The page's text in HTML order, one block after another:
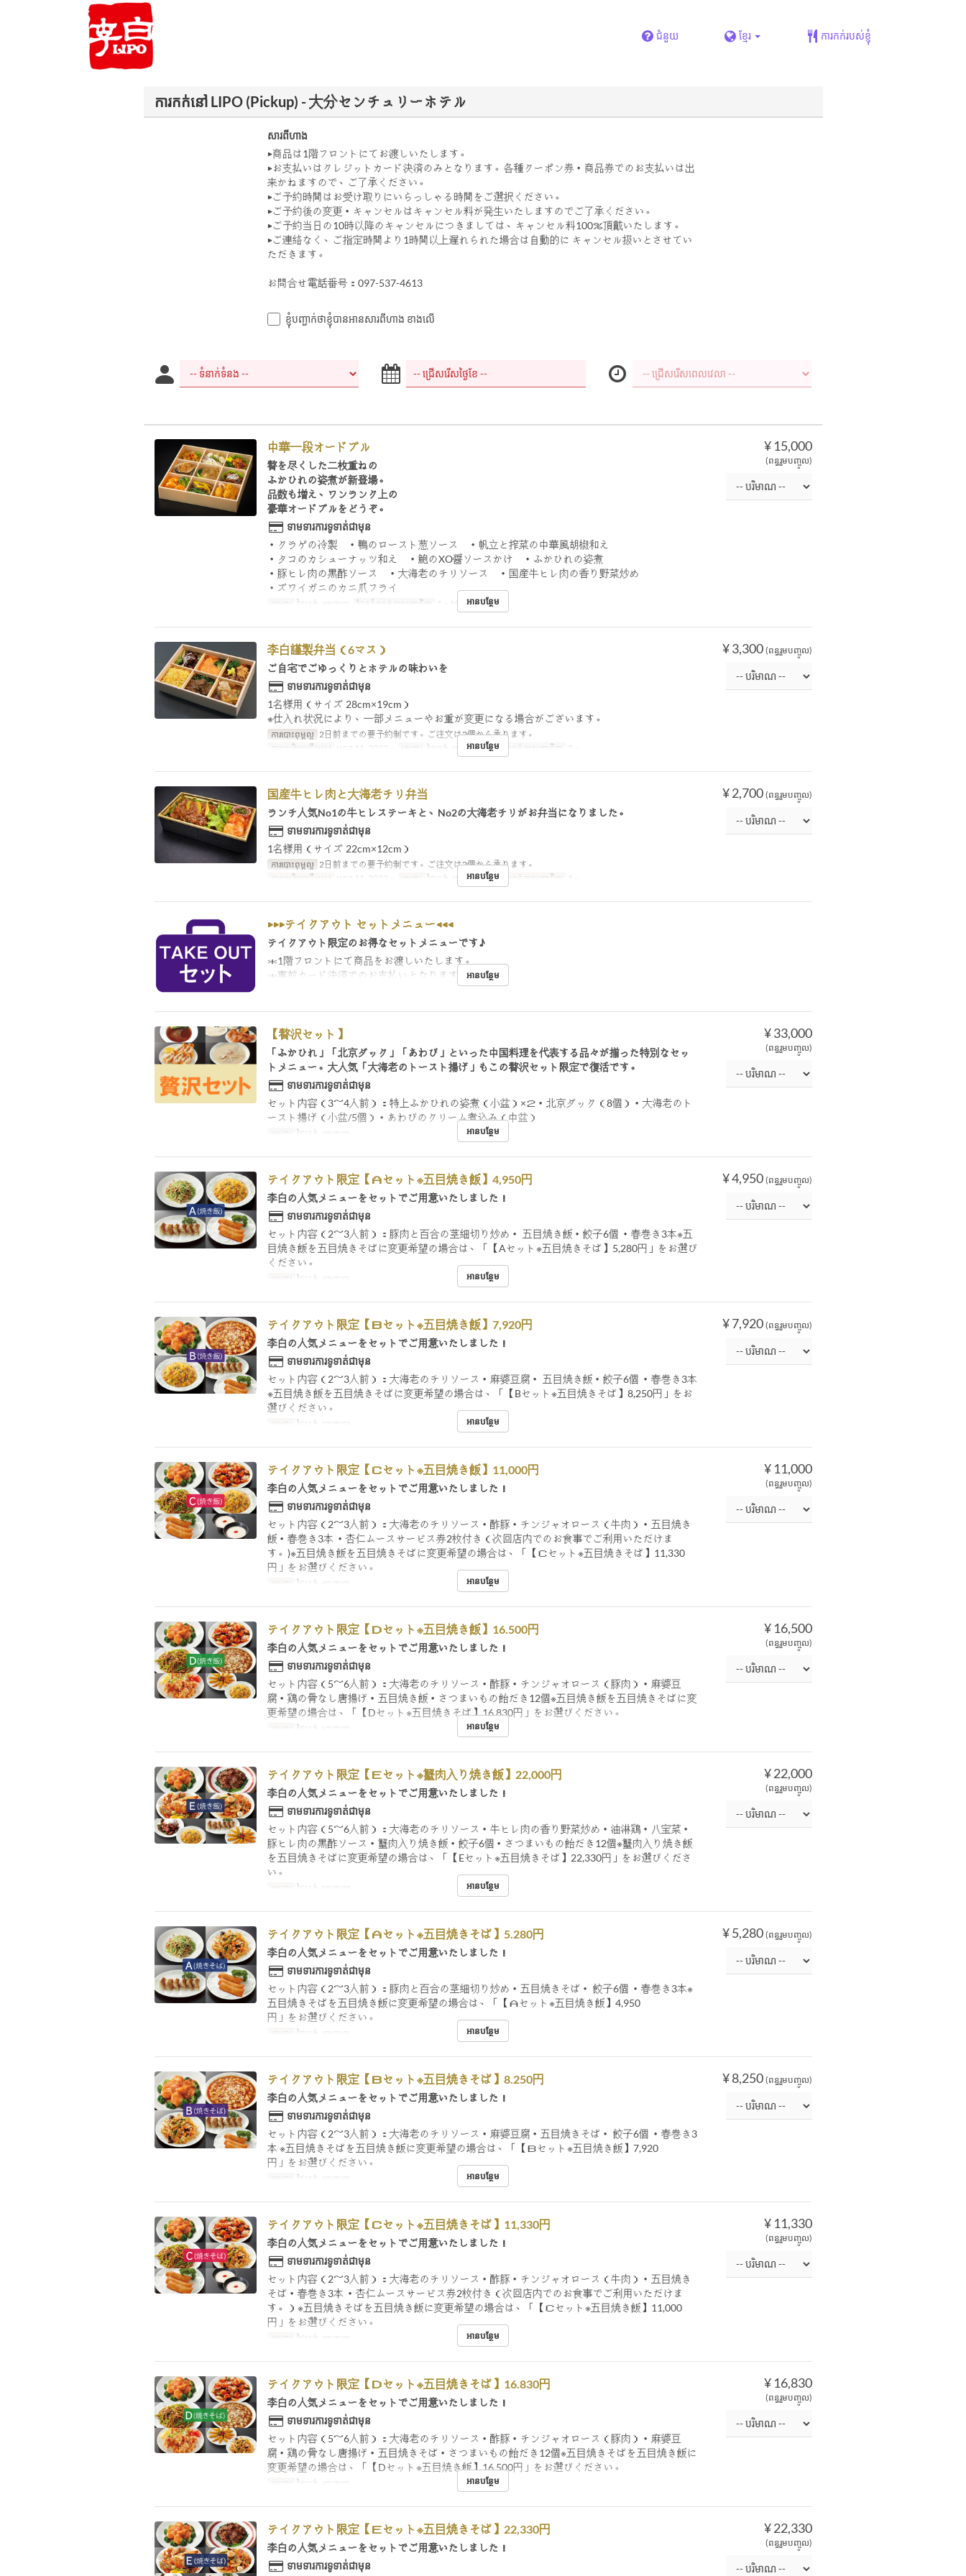
ជំនួយ ខ្មែរ ការកក់របស់ខ្ញុំ
ការកក់នៅ LIPO (Pickup) - 大分センチュリーホテル
សារពីហាង
▶商品は1階フロントにてお渡しいたします。
▶お支払いはクレジットカード決済のみとなります。各種クーポン券・商品券でのお支払いは出
来かねますので、ご了承ください。
▶ご予約時間はお受け取りにいらっしゃる時間をご選択ください。
▶ご予約後の変更・キャンセルはキャンセル料が発生いたしますのでご了承ください。
▶ご予約当日の10時以降のキャンセルにつきましては、キャンセル料100％頂戴いたします。
▶ご連絡なく、ご指定時間より1時間以上遅れられた場合は自動的に キャンセル扱いとさせてい
ただきます。
お問合せ電話番号：097-537-4613
ខ្ញុំបញ្ជាក់ថាខ្ញុំបានអានសារពីហាង ខាងលើ
¥ 15,000
(ពន្ធរួមបញ្ចូល)
中華一段オードブル
贅を尽くした二枚重ねの
ふかひれの姿煮が新登場。
品数も増え、ワンランク上の
豪華オードブルをどうぞ。
ទាមទារការទូទាត់ជាមុន
・クラゲの冷製 ・鴨のロースト葱ソース ・帆立と搾菜の中華風胡椒和え
・タコのカシューナッツ和え ・鮑のXO醤ソースかけ ・ふかひれの姿煮
・豚ヒレ肉の黒酢ソース ・大海老のチリソース ・国産牛ヒレ肉の香り野菜炒め
・ズワイガニのカニ爪フライ
អាហារ ថ្ងៃត្រង់, អាហារឡ ដែនកំណត់ការបញ្ជាទិញ 1 ~ 10 អានបន្ថែម
¥ 3,300 (ពន្ធរួមបញ្ចូល)
李白謹製弁当（6マス）
ご自宅でごゆっくりとホテルの味わいを
ទាមទារការទូទាត់ជាមុន
1名様用（サイズ 28cm×19cm）
※仕入れ状況により、一部メニューやお重が変更になる場合がございます。
ការបោះពុម្ពល្អ 2日前までの要予約制です。ご注文は2個から承ります。
កាលបរិច្ឆេទត្រឹមត្រូវ
មករា 11, 2022 ~ អាហារ ថ្ងៃត្រង់, អាហារឡ ដែនកំណត់ការបញ្ជាទិញ 2 ~
អានបន្ថែម
¥ 2,700 (ពន្ធរួមបញ្ចូល)
国産牛ヒレ肉と大海老チリ弁当
ランチ人気No1の牛ヒレステーキと、No2の大海老チリがお弁当になりました。
ទាមទារការទូទាត់ជាមុន
1名様用（サイズ 22cm×12cm）
ការបោះពុម្ពល្អ 2日前までの要予約制です。ご注文は2個から承ります。
កាលបរិច្ឆេទត្រឹមត្រូវ
មករា 11, 2022 ~ អាហារ ថ្ងៃត្រង់, អាហារឡ ដែនកំណត់ការបញ្ជាទិញ 1 ~
អានបន្ថែម
▶▶▶テイクアウト セットメニュー◀◀◀
テイクアウト限定のお得なセットメニューです♪
＊1階フロントにて商品をお渡しいたします。
＊事前カード決済でのお支払いとなります。អានបន្ថែម
¥ 33,000
(ពន្ធរួមបញ្ចូល)
【贅沢セット】
「ふかひれ」「北京ダック」「あわび」といった中国料理を代表する品々が揃った特別なセッ
トメニュー。大人気「大海老のトースト揚げ」もこの贅沢セット限定で復活です。
ទាមទារការទូទាត់ជាមុន
セット内容（3～4人前）：特上ふかひれの姿煮（小盆）×２・北京ダック（8個）・大海老のト
ースト揚げ（小盆/5個）・あわびのクリーム煮込み（中盆）
អាហារ ថ្ងៃត្រង់, អាហារឡ អានបន្ថែម
¥ 4,950 (ពន្ធរួមបញ្ចូល)
テイクアウト限定【Ａセット※五目焼き飯】4,950円
李白の人気メニューをセットでご用意いたしました！
ទាមទារការទូទាត់ជាមុន
セット内容（2～3人前）：豚肉と百合の茎細切り炒め・ 五目焼き飯・餃子6個 ・春巻き3本※五
目焼き飯を五目焼きそばに変更希望の場合は、「【Aセット※五目焼きそば】5,280円」をお選び
ください。
អាហារ ថ្ងៃត្រង់, អាហារឡ អានបន្ថែម
¥ 7,920 (ពន្ធរួមបញ្ចូល)
テイクアウト限定【Ｂセット※五目焼き飯】7,920円
李白の人気メニューをセットでご用意いたしました！
ទាមទារការទូទាត់ជាមុន
セット内容（2～3人前）：大海老のチリソース・麻婆豆腐・ 五目焼き飯・餃子6個 ・春巻き3本
※五目焼き飯を五目焼きそばに変更希望の場合は、「【Bセット※五目焼きそば】8,250円」をお
選びください。
អាហារ ថ្ងៃត្រង់, អាហារឡ អានបន្ថែម
¥ 11,000
(ពន្ធរួមបញ្ចូល)
テイクアウト限定【Ｃセット※五目焼き飯】11,000円
李白の人気メニューをセットでご用意いたしました！
ទាមទារការទូទាត់ជាមុន
セット内容（2～3人前）：大海老のチリソース・酢豚・チンジャオロース（牛肉）・五目焼き
飯・春巻き3本 ・杏仁ムースサービス券2枚付き（次回店内でのお食事でご利用いただけま
す。)※五目焼き飯を五目焼きそばに変更希望の場合は、「【Ｃセット※五目焼きそば】11,330
円」をお選びください。
អាហារ ថ្ងៃត្រង់, អាហារឡ អានបន្ថែម
¥ 16,500
(ពន្ធរួមបញ្ចូល)
テイクアウト限定【Ｄセット※五目焼き飯】16.500円
李白の人気メニューをセットでご用意いたしました！
ទាមទារការទូទាត់ជាមុន
セット内容（5～6人前）：大海老のチリソース・酢豚・チンジャオロース（豚肉）・麻婆豆
腐・鶏の骨なし唐揚げ・五目焼き飯・さつまいもの飴だき12個※五目焼き飯を五目焼きそばに変
更希望の場合は、「【Dセット※五目焼きそば】16,830円」をお選びください。
អាហារ ថ្ងៃត្រង់, អាហារឡ អានបន្ថែម
¥ 22,000
(ពន្ធរួមបញ្ចូល)
テイクアウト限定【Ｅセット※蟹肉入り焼き飯】22,000円
李白の人気メニューをセットでご用意いたしました！
ទាមទារការទូទាត់ជាមុន
セット内容（5～6人前）：大海老のチリソース・牛ヒレ肉の香り野菜炒め・油淋鶏・八宝菜・
豚ヒレ肉の黒酢ソース・蟹肉入り焼き飯・餃子6個・さつまいもの飴だき12個※蟹肉入り焼き飯
を五目焼きそばに変更希望の場合は、「【Eセット※五目焼きそば】22,330円」をお選びくださ
い。
អាហារ ថ្ងៃត្រង់, អាហារឡ អានបន្ថែម
¥ 5,280 (ពន្ធរួមបញ្ចូល)
テイクアウト限定【Ａセット※五目焼きそば】5.280円
李白の人気メニューをセットでご用意いたしました！
ទាមទារការទូទាត់ជាមុន
セット内容（2～3人前）：豚肉と百合の茎細切り炒め・五目焼きそば・ 餃子6個 ・春巻き3本※
五目焼きそばを五目焼き飯に変更希望の場合は、「【Ａセット※五目焼き飯】4,950
円」をお選びください。
អាហារ ថ្ងៃត្រង់, អាហារឡ អានបន្ថែម
¥ 8,250 (ពន្ធរួមបញ្ចូល)
テイクアウト限定【Ｂセット※五目焼きそば】8.250円
李白の人気メニューをセットでご用意いたしました！
ទាមទារការទូទាត់ជាមុន
セット内容（2～3人前）：大海老のチリソース・麻婆豆腐・五目焼きそば・ 餃子6個 ・春巻き3
本 ※五目焼きそばを五目焼き飯に変更希望の場合は、「【Ｂセット※五目焼き飯】7,920
円」をお選びください。
អាហារ ថ្ងៃត្រង់, អាហារឡ អានបន្ថែម
¥ 11,330
(ពន្ធរួមបញ្ចូល)
テイクアウト限定【Ｃセット※五目焼きそば】11,330円
李白の人気メニューをセットでご用意いたしました！
ទាមទារការទូទាត់ជាមុន
セット内容（2～3人前）：大海老のチリソース・酢豚・チンジャオロース（牛肉）・五目焼き
そば・春巻き3本 ・杏仁ムースサービス券2枚付き（次回店内でのお食事でご利用いただけま
す。）※五目焼きそばを五目焼き飯に変更希望の場合は、「【Ｃセット※五目焼き飯】11,000
円」をお選びください。
អាហារ ថ្ងៃត្រង់, អាហារឡ អានបន្ថែម
¥ 16,830
(ពន្ធរួមបញ្ចូល)
テイクアウト限定【Ｄセット※五目焼きそば】16.830円
李白の人気メニューをセットでご用意いたしました！
ទាមទារការទូទាត់ជាមុន
セット内容（5～6人前）：大海老のチリソース・酢豚・チンジャオロース（豚肉）・麻婆豆
腐・鶏の骨なし唐揚げ・五目焼きそば・さつまいもの飴だき12個※五目焼きそばを五目焼き飯に
変更希望の場合は、「【Dセット※五目焼き飯】16,500円」をお選びください。
អាហារ ថ្ងៃត្រង់, អាហារឡ អានបន្ថែម
¥ 22,330
(ពន្ធរួមបញ្ចូល)
テイクアウト限定【Ｅセット※五目焼きそば】22,330円
李白の人気メニューをセットでご用意いたしました！
ទាមទារការទូទាត់ជាមុន